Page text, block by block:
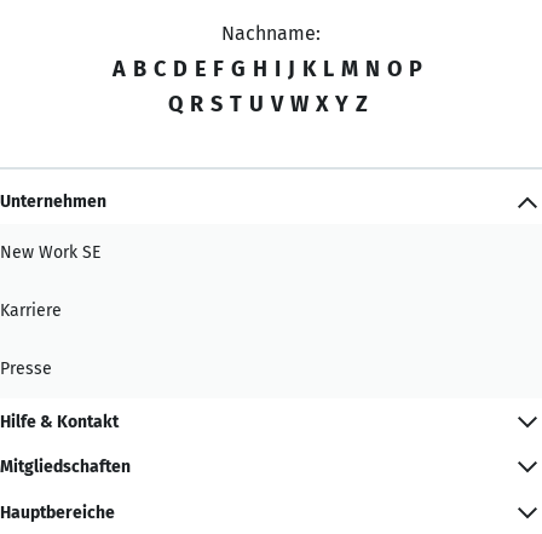
Nachname:
A B C D E F G H I J K L M N O P
Q R S T U V W X Y Z
Unternehmen
New Work SE
Karriere
Presse
Hilfe & Kontakt
Mitgliedschaften
Hauptbereiche